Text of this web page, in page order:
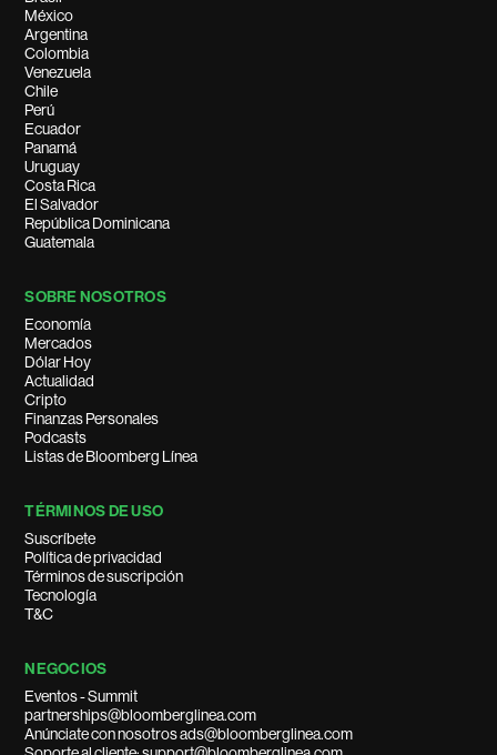
México
Argentina
Colombia
Venezuela
Chile
Perú
Ecuador
Panamá
Uruguay
Costa Rica
El Salvador
República Dominicana
Guatemala
SOBRE NOSOTROS
Economía
Mercados
Dólar Hoy
Actualidad
Cripto
Finanzas Personales
Podcasts
Listas de Bloomberg Línea
TÉRMINOS DE USO
Suscríbete
Política de privacidad
Términos de suscripción
Tecnología
T&C
NEGOCIOS
Eventos - Summit
partnerships@bloomberglinea.com
Anúnciate con nosotros ads@bloomberglinea.com